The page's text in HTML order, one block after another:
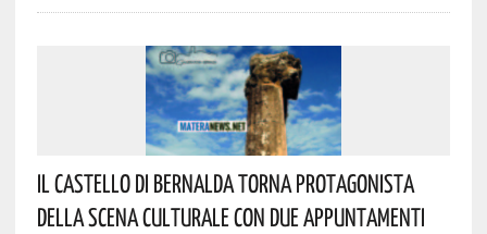
Il Castello Di Bernalda Torna Protagonista
Della Scena Culturale Con Due Appuntamenti